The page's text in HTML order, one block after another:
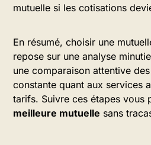
mutuelle si les cotisations
En résumé, choisir une
repose sur une analyse
une comparaison attentive
constante quant aux services
tarifs. Suivre ces étapes vous
meilleure mutuelle sans